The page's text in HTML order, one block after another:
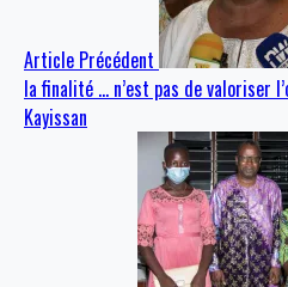
Article Précédent
la finalité … n’est pas de valoriser
Kayissan